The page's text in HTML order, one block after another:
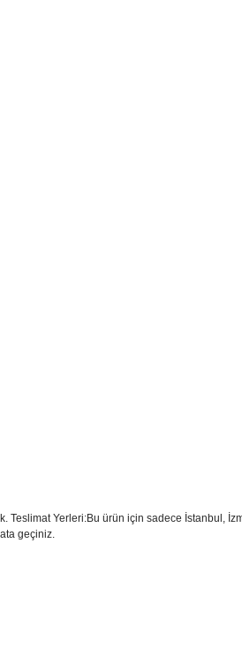
Teslimat Yerleri:Bu ürün için sadece İstanbul,
geçiniz.